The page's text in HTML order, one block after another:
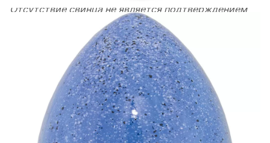
Отсутствие свинца не является подтверждением
того, что глазурь может быть использована для
посуды. Так как многие глазури не являются
кислотоустойчивыми и со временем могут
проявиться признаки реакций от взаимодействия с
пищевыми продуктами.
БЕЗОПАСНОСТЬ:
-Избегайте вдыхания.